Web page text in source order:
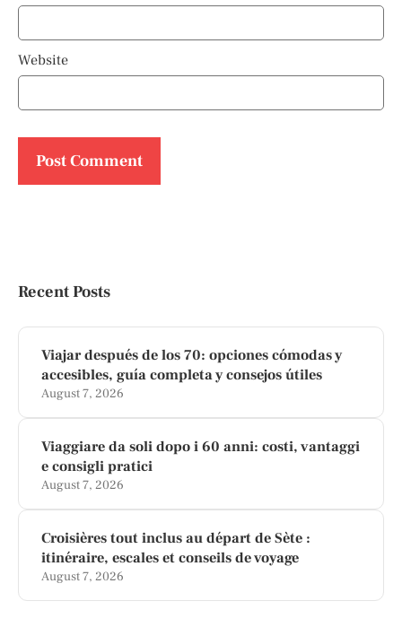
Website
Recent Posts
Viajar después de los 70: opciones cómodas y
accesibles, guía completa y consejos útiles
August 7, 2026
Viaggiare da soli dopo i 60 anni: costi, vantaggi
e consigli pratici
August 7, 2026
Croisières tout inclus au départ de Sète :
itinéraire, escales et conseils de voyage
August 7, 2026